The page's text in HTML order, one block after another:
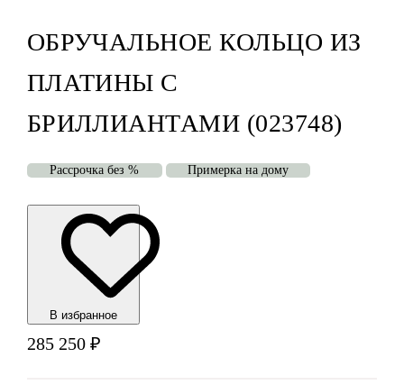
ОБРУЧАЛЬНОЕ КОЛЬЦО ИЗ
ПЛАТИНЫ С
БРИЛЛИАНТАМИ (023748)
Рассрочка без % Примерка на дому
В избранноe
285 250 ₽